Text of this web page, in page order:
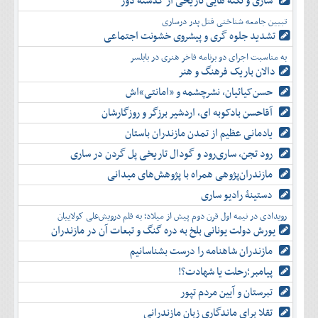
بهمن
اسفند
آذر
دی
بهمن
اسفند
تبیین جامعه شناختی قتل پدر درساری
تشدید جلوه‌ گری و پیشروی خشونت اجتماعی
به مناسبت اجرای دو برنامه فاخر هنری در بابلسر
دالان باریک فرهنگ و هنر
حسن‌کیائیان، نشرچشمه و «امانتی»اش
آقاحسن بادکوبه ای، اردشیر برزگر و روزگارشان
یادمانی عظیم از تمدن مازندران باستان
رود تجن، ساری‌رود و گودال تاریخی پل گردن در ساری
مازندران‌پژوهی همراه با پژوهش‌های میدانی
دستینۀ رادیو ساری
رویدادی در نیمه اول قرن دوم پیش از میلاد؛ به قلم درویش‌علی کولاییان
یورش دولت یونانی بلخ به دره گنگ و تبعات آن در مازندران
مازندران شاهنامه را درست بشناسانیم
پیامبر؛رحلت یا شهادت؟!
تبرستان و آیین مردم تپور
تقلا برای ماندگاری زبان مازندرانی